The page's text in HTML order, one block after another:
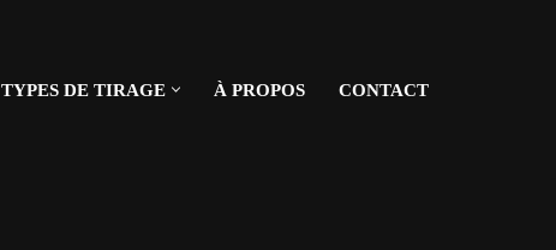
TYPES DE TIRAGE À PROPOS CONTACT